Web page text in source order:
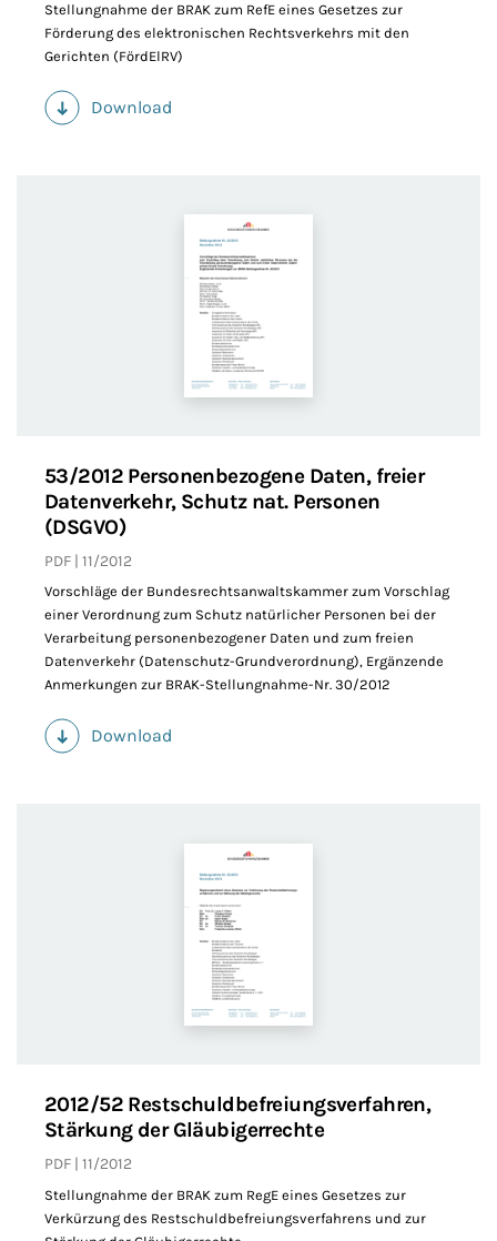
Stellungnahme der BRAK zum RefE eines Gesetzes zur
Förderung des elektronischen Rechtsverkehrs mit den
Gerichten (FördElRV)
Download
(PDF)
53/2012 Personenbezogene Daten, freier
Datenverkehr, Schutz nat. Personen
(DSGVO)
PDF 11/2012
Vorschläge der Bundesrechtsanwaltskammer zum Vorschlag
einer Verordnung zum Schutz natürlicher Personen bei der
Verarbeitung personenbezogener Daten und zum freien
Datenverkehr (Datenschutz-Grundverordnung), Ergänzende
Anmerkungen zur BRAK-Stellungnahme-Nr. 30/2012
Download
(PDF)
2012/52 Restschuldbefreiungsverfahren,
Stärkung der Gläubigerrechte
PDF 11/2012
Stellungnahme der BRAK zum RegE eines Gesetzes zur
Verkürzung des Restschuldbefreiungsverfahrens und zur